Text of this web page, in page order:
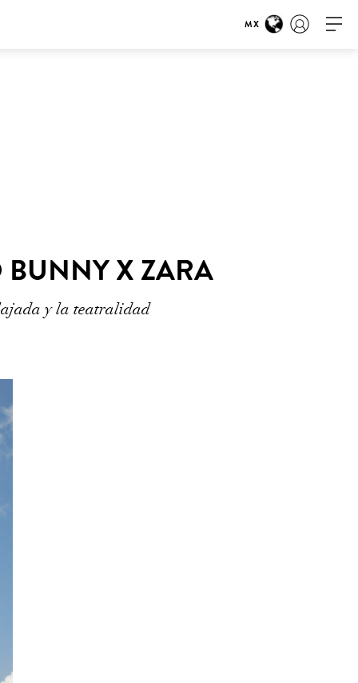
MX
X ZARA
y la teatralidad